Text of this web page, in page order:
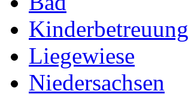
Kinderbetreuung
Liegewiese
Niedersachsen